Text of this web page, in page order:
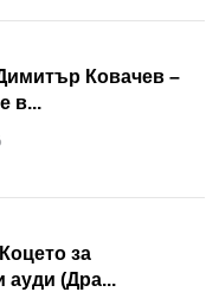
Ковачев –
в...
за
ауди (Дра...